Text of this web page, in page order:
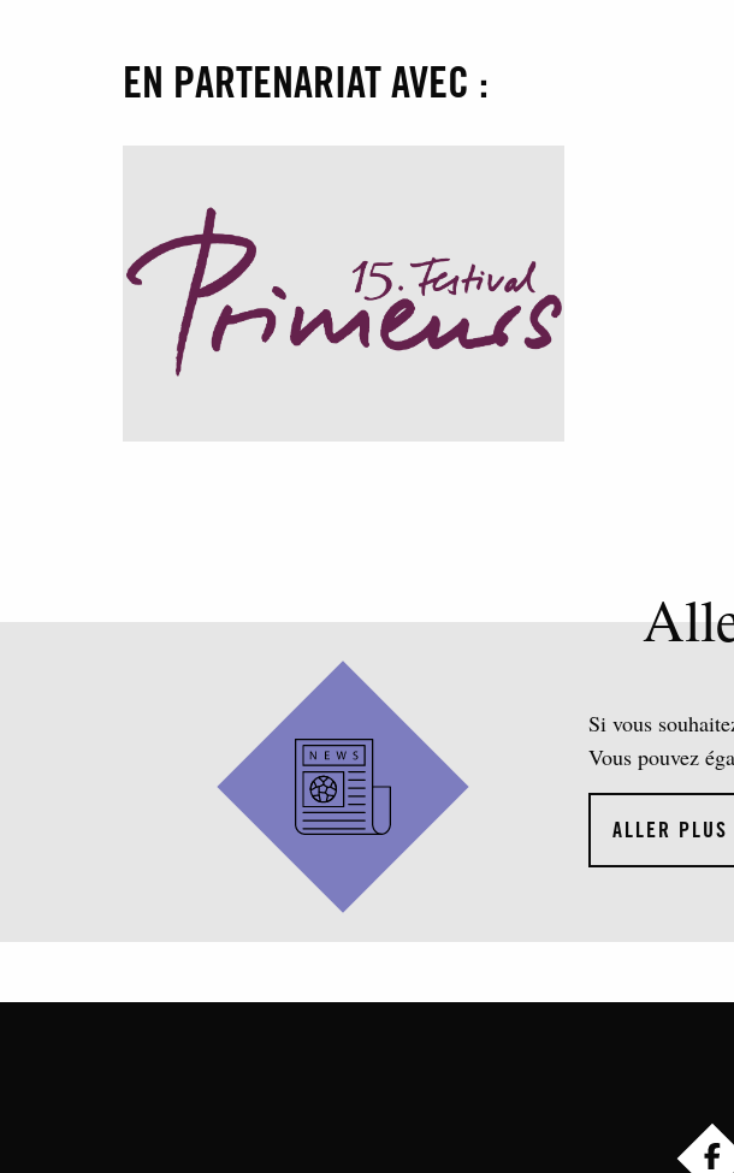
EN PARTENARIAT AVEC :
Si vous
Vous pouvez
ALLER PLUS